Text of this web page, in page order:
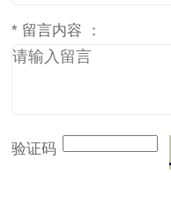
* 留言内容 ：
验证码